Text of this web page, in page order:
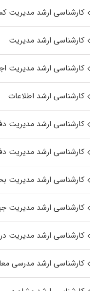
کارشناسی ارشد مدیریت
کارشناسی ارشد مدیریت
کارشناسی ارشد مدیریت
کارشناسی ارشد اطلاعات
کارشناسی ارشد مدیریت
کارشناسی ارشد مدیریت
کارشناسی ارشد مدیریت
کارشناسی ارشد مدیریت
کارشناسی ارشد مدیریت
کارشناسی ارشد مدرسی